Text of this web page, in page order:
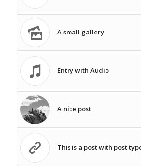
A small gallery
Entry with Audio
A nice post
This is a post with post